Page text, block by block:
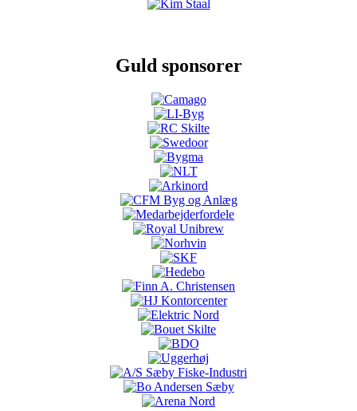
Guld sponsorer